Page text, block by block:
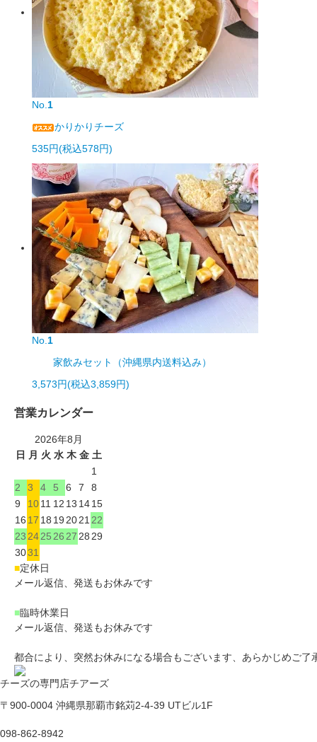
No.1
かりかりチーズ
535円(税込578円)
No.1
家飲みセット（沖縄県内送料込み）
3,573円(税込3,859円)
営業カレンダー
2026年8月
日
月 火 水 木 金 土
1
2
3 4 5 6 7
8
9
10 11 12 13 14 15
16 17 18 19 20 21 22
23 24 25 26 27 28 29
3031
■定休日
メール返信、発送もお休みです
■臨時休業日
メール返信、発送もお休みです
都合により、突然お休みになる場合もございます、あらかじめご了
チーズの専門店チアーズ
〒900-0004 沖縄県那覇市銘苅2-4-39 UTビル1F
098-862-8942